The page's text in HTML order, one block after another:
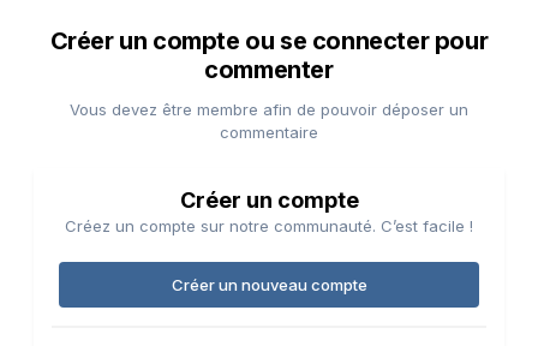
Créer un compte ou se connecter pour
commenter
Vous devez être membre afin de pouvoir déposer un
commentaire
Créer un compte
Créez un compte sur notre communauté. C’est facile !
Créer un nouveau compte